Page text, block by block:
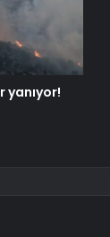
yanıyor!